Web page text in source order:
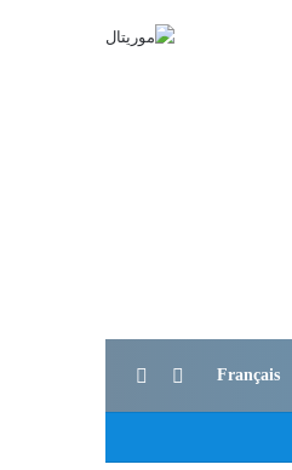
Français الوضع المظلم